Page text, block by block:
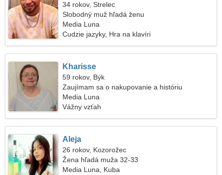
34 rokov, Strelec
Slobodný muž hľadá ženu
Media Luna
Cudzie jazyky, Hra na klavíri
Kharisse
59 rokov, Býk
Zaujímam sa o nakupovanie a históriu
Media Luna
Vážny vzťah
Aleja
26 rokov, Kozorožec
Žena hľadá muža 32-33
Media Luna, Kuba